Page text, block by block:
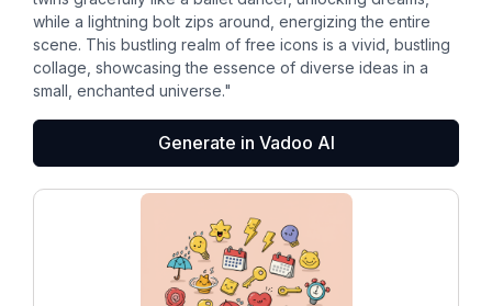
while a lightning bolt zips around, energizing the entire
scene. This bustling realm of free icons is a vivid, bustling
collage, showcasing the essence of diverse ideas in a
small, enchanted universe."
Generate in Vadoo AI